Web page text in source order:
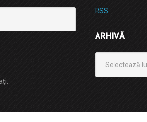
RSS
ARHIVĂ